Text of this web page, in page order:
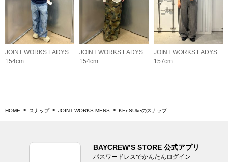
JOINT WORKS LADYS
154cm
JOINT WORKS LADYS
154cm
JOINT WORKS LADYS
157cm
HOME スナップ JOINT WORKS MENS KEnSUkeのスナップ
BAYCREW’S STORE 公式アプリ
パスワードレスでかんたんログイン